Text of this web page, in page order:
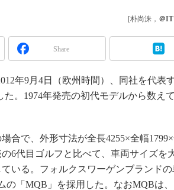
EdgeTech+
AUTOMOTIVE WORLD
産業オープンネット展
ISO26262
3Dプリンタ
インダストリー4.0
イノベーション
[朴尚洙， ＠
Share
年9月4日（欧州時間）、同社を代表
。1974年発売の初代モデルから数え
合で、外形寸法が全長4255×全幅
の6代目ゴルフと比べて、車両サイズを
いる。フォルクスワーゲンブランドの
「MQB」を採用した。なおMQBは、